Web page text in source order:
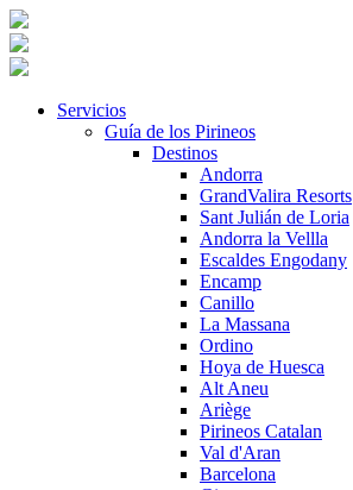
Servicios
Guía de los Pirineos
Destinos
Andorra
GrandValira Resorts
Sant Julián de Loria
Andorra la Vellla
Escaldes Engodany
Encamp
Canillo
La Massana
Ordino
Hoya de Huesca
Alt Aneu
Ariège
Pirineos Catalan
Val d'Aran
Barcelona